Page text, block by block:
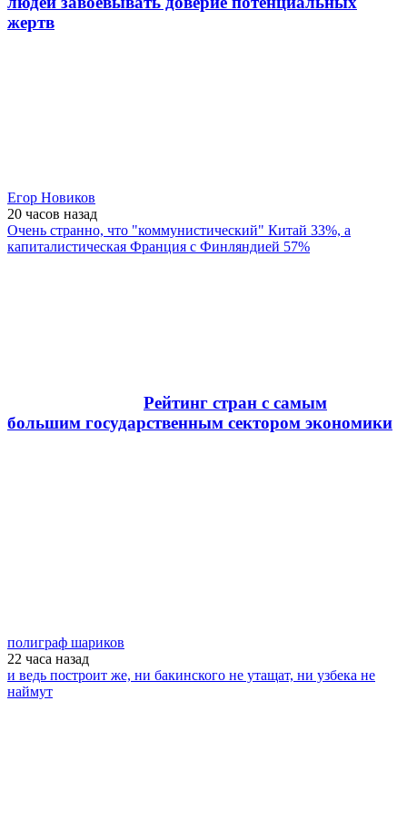
жертв
Егор Новиков
20 часов назад
Очень странно, что "коммунистический" Китай 33%, а
капиталистическая Франция с Финляндией 57%
Рейтинг стран с самым
большим государственным сектором экономики
полиграф шариков
22 часа назад
и ведь построит же, ни бакинского не утащат, ни узбека не
наймут